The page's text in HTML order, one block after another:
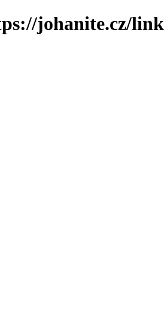
johanite.cz/